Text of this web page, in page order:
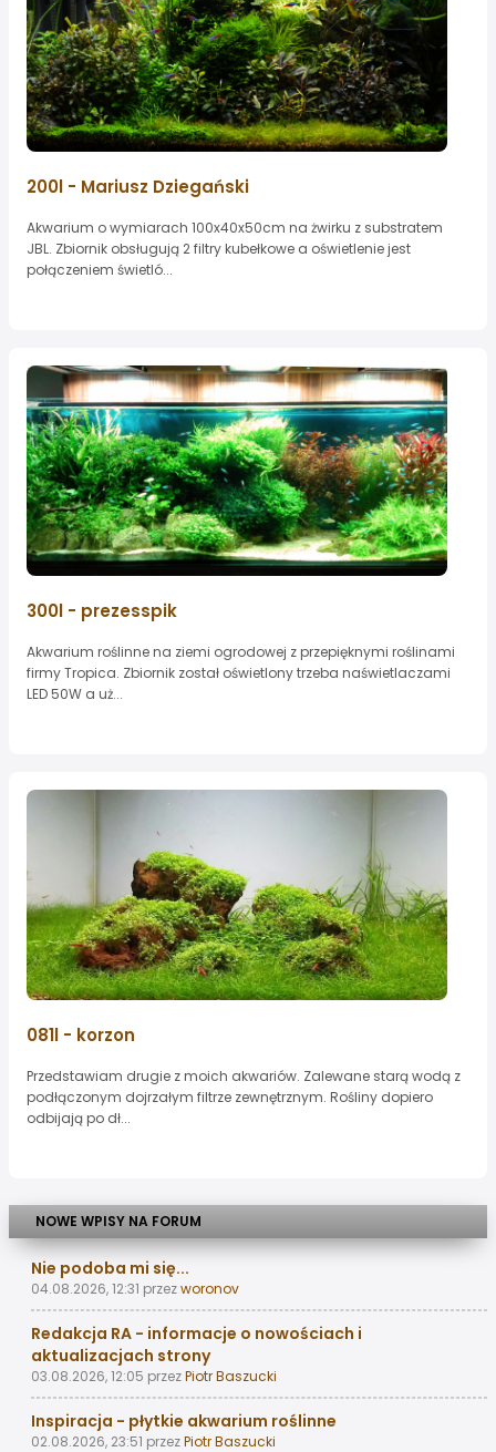
200l - Mariusz Dziegański
Akwarium o wymiarach 100x40x50cm na żwirku z substratem
JBL. Zbiornik obsługują 2 filtry kubełkowe a oświetlenie jest
połączeniem świetló...
300l - prezesspik
Akwarium roślinne na ziemi ogrodowej z przepięknymi roślinami
firmy Tropica. Zbiornik został oświetlony trzeba naświetlaczami
LED 50W a uż...
081l - korzon
Przedstawiam drugie z moich akwariów. Zalewane starą wodą z
podłączonym dojrzałym filtrze zewnętrznym. Rośliny dopiero
odbijają po dł...
NOWE WPISY NA FORUM
Nie podoba mi się...
04.08.2026, 12:31 przezworonov
Redakcja RA - informacje o nowościach i
aktualizacjach strony
03.08.2026, 12:05 przezPiotr Baszucki
Inspiracja - płytkie akwarium roślinne
02.08.2026, 23:51 przezPiotr Baszucki